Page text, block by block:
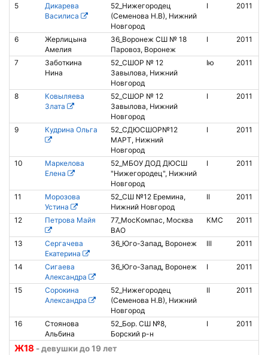
5
Дикарева
Василиса
52_Нижегородец
(Семенова Н.В), Нижний
Новгород
I 2011
6
Жерлицына
Амелия
36_Воронеж СШ № 18
Паровоз, Воронеж
I 2011
7
Заботкина
Нина
52_СШОР № 12
Завылова, Нижний
Новгород
Iю 2011
8
Ковыляева
Злата
52_СШОР № 12
Завылова, Нижний
Новгород
I 2011
9 Кудрина Ольга
52_СДЮСШОР№12
МАРТ, Нижний
Новгород
I 2011
10
Маркелова
Елена
52_МБОУ ДОД ДЮСШ
"Нижегородец", Нижний
Новгород
I 2011
11
Морозова
Устина
52_СШ №12 Еремина,
Нижний Новгород
II 2011
12 Петрова Майя
77_МосКомпас, Москва
ВАО
КМС 2011
13
Сергачева
Екатерина
36_Юго-Запад, Воронеж III 2011
14
Сигаева
Александра
36_Юго-Запад, Воронеж I 2011
15
Сорокина
Александра
52_Нижегородец
(Семенова Н.В), Нижний
Новгород
II 2011
16
Стоянова
Альбина
52_Бор. СШ №8,
Борский р-н
I 2011
Ж18 - девушки до 19 лет